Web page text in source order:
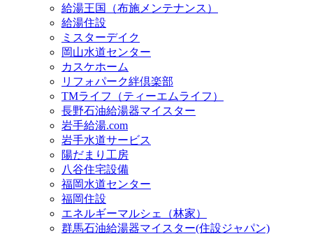
給湯王国（布施メンテナンス）
給湯住設
ミスターデイク
岡山水道センター
カスケホーム
リフォパーク絆倶楽部
TMライフ（ティーエムライフ）
長野石油給湯器マイスター
岩手給湯.com
岩手水道サービス
陽だまり工房
八谷住宅設備
福岡水道センター
福岡住設
エネルギーマルシェ（林家）
群馬石油給湯器マイスター(住設ジャパン)